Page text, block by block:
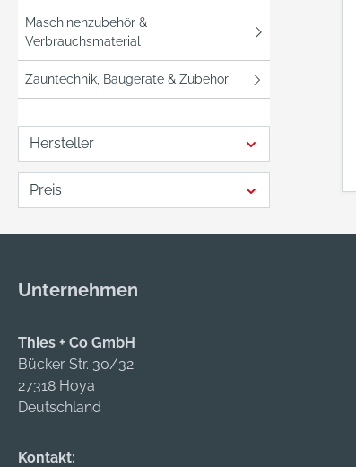
Maschinenzubehör &
Verbrauchsmaterial
Zauntechnik, Baugeräte & Zubehör
Hersteller
Preis
Unternehmen
Thies + Co GmbH
Bücker Str. 30/32
27318 Hoya
Deutschland
Kontakt: